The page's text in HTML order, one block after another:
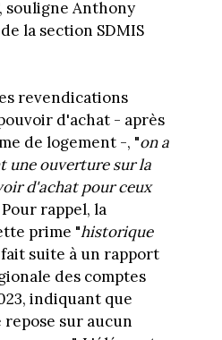
souligne Anthony
la section SDMIS
revendications
d'achat - après
de logement -, "on a
une ouverture sur la
d'achat pour ceux
Pour rappel, la
prime "historique
suite à un rapport
des comptes
indiquant que
sur aucun